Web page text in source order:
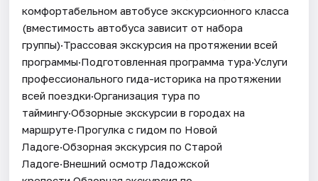
комфортабельном автобусе экскурсионного класса
(вместимость автобуса зависит от набора
группы)·Трассовая экскурсия на протяжении всей
программы·Подготовленная программа тура·Услуги
профессионального гида-историка на протяжении
всей поездки·Организация тура по
таймингу·Обзорные экскурсии в городах на
маршруте·Прогулка с гидом по Новой
Ладоге·Обзорная экскурсия по Старой
Ладоге·Внешний осмотр Ладожской